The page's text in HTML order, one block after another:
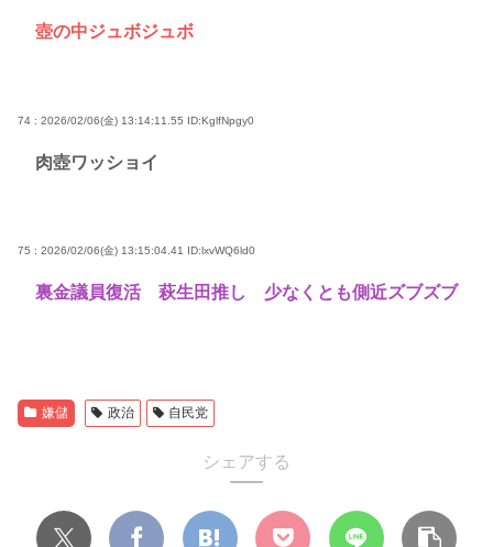
壺の中ジュボジュボ
74 : 2026/02/06(金) 13:14:11.55 ID:KglfNpgy0
肉壺ワッショイ
75 : 2026/02/06(金) 13:15:04.41 ID:lxvWQ6ld0
裏金議員復活 萩生田推し 少なくとも側近ズブズブ
嫌儲 政治 自民党
シェアする